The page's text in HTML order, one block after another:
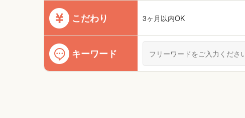
こだわり 3ヶ月以内OK
キーワード